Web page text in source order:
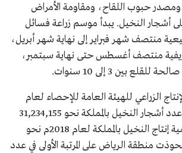
ومصدر حبوب اللقاح، ومقاومة الأمراض
على أشجار النخيل. يبدأ موسم زراعة فسائل
منتصف شهر فبراير إلى نهاية شهر أبريل،
منتصف أغسطس حتى نهاية سبتمبر،
بين 3 إلى 10 سنوات.
الزراعي للهيئة العامة للإحصاء لعام
1440هـ/2019م، بلغ عدد أشجار النخيل بالمملكة نحو 31,234,155
نخلة، فيما بلغت كمية إنتاج النخيل بالمملكة لعام 2018م نحو
واستحوذت منطقة الرياض على المرتبة الأولى في عدد